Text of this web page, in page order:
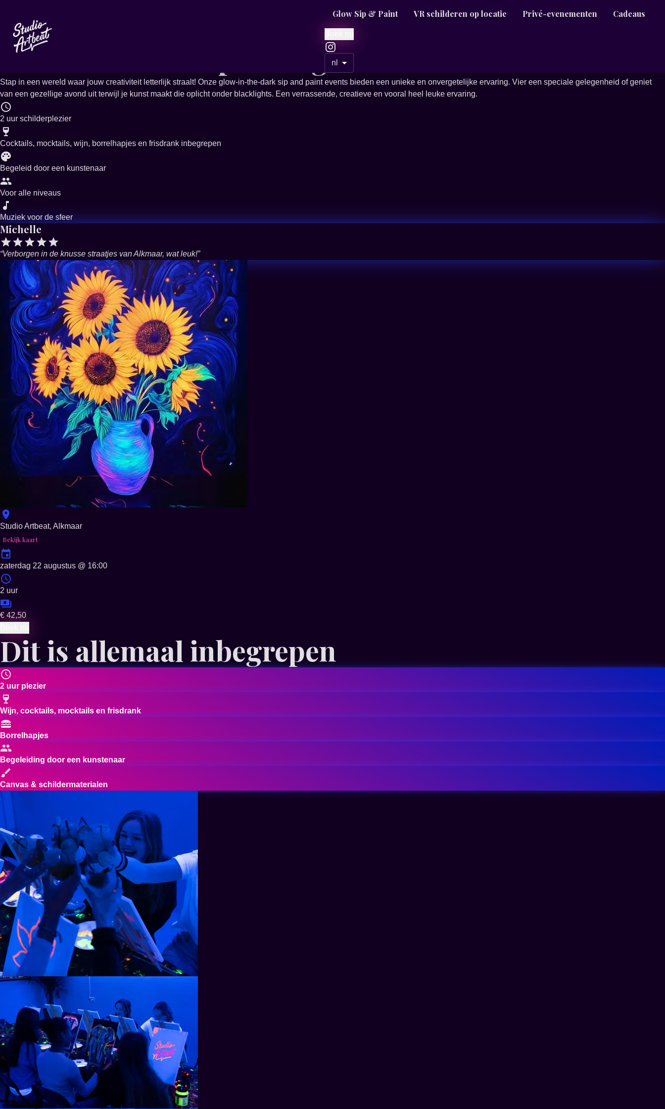
Glow Sip & Paint VR schilderen op locatie Privé-evenementen Cadeaus
nl
Meer evenementen
Glow in the dark painting
Stap in een wereld waar jouw creativiteit letterlijk straalt! Onze glow-in-the-dark sip and paint events bieden een unieke en onvergetelijke ervaring. Vier een speciale gelegenheid of geniet
van een gezellige avond uit terwijl je kunst maakt die oplicht onder blacklights. Een verrassende, creatieve en vooral heel leuke ervaring.
2 uur schilderplezier
Cocktails, mocktails, wijn, borrelhapjes en frisdrank inbegrepen
Begeleid door een kunstenaar
Voor alle niveaus
Muziek voor de sfeer
Michelle
“Verborgen in de knusse straatjes van Alkmaar, wat leuk!”
Studio Artbeat, Alkmaar
Bekijk kaart
zaterdag 22 augustus @ 16:00
2 uur
€ 42,50
Dit is allemaal inbegrepen
2 uur plezier
Wijn, cocktails, mocktails en frisdrank
Borrelhapjes
Begeleiding door een kunstenaar
Canvas & schildermaterialen